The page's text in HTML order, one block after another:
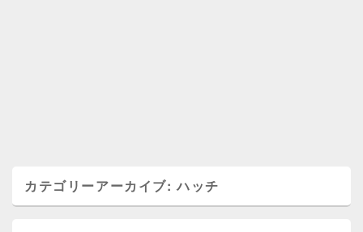
カテゴリーアーカイブ:ハッチ